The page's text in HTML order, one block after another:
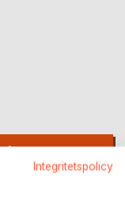
Integritetspolicy